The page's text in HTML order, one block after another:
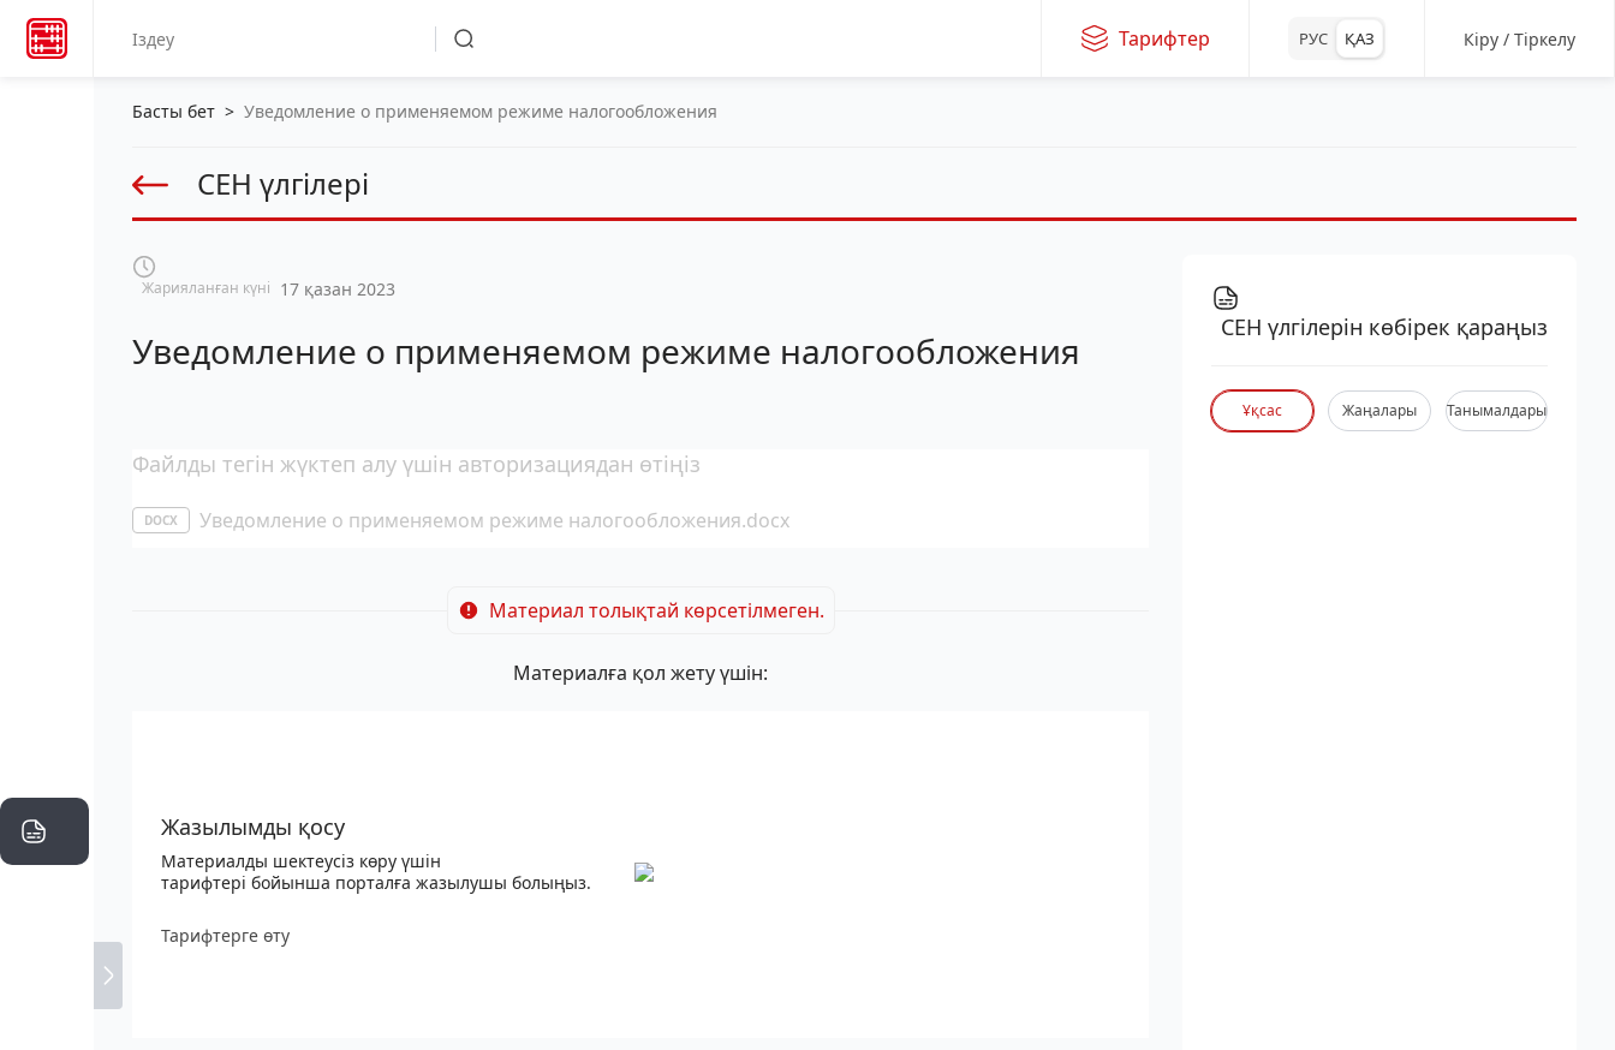
Тарифтер РУС ҚАЗ Кіру / Тіркелу
Басты бет > Уведомление о применяемом режиме налогообложения
СЕН үлгілері
Жарияланған күні 17 қазан 2023
Уведомление о применяемом режиме налогообложения
Файлды тегін жүктеп алу үшін авторизациядан өтіңіз
DOCX Уведомление о применяемом режиме налогообложения.docx
Материал толықтай көрсетілмеген.
Материалға қол жету үшін:
Жазылымды қосу
Материалды шектеусіз көру үшін
тарифтері бойынша порталға жазылушы болыңыз.
Тарифтерге өту
СЕН үлгілерін көбірек қараңыз
Ұқсас Жаңалары Танымалдары